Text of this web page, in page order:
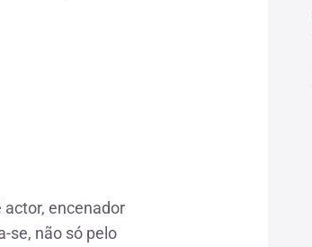
actor, encenador
se, não só pelo